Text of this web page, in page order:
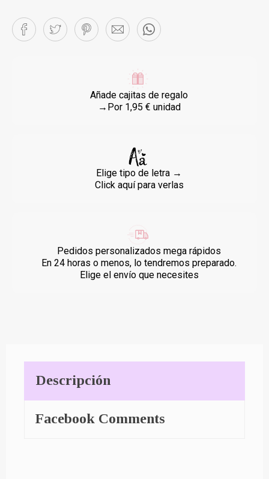
Añade cajitas de regalo
→Por 1,95 € unidad
Elige tipo de letra →
Click aquí para verlas
Pedidos personalizados mega rápidos
En 24 horas o menos, lo tendremos preparado.
Elige el envío que necesites
Descripción
Facebook Comments